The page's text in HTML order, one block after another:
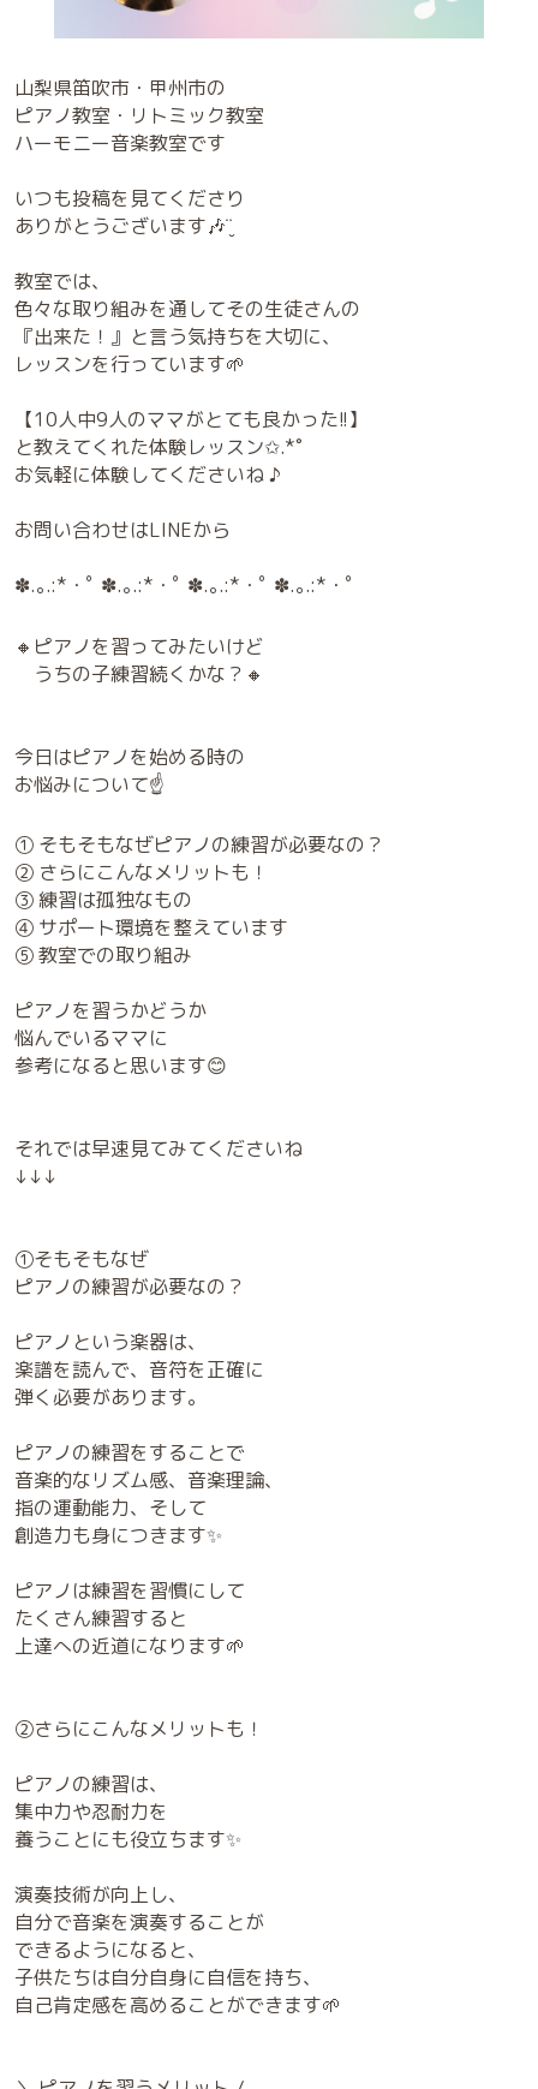
山梨県笛吹市・甲州市の
ピアノ教室・リトミック教室
ハーモニー音楽教室です
いつも投稿を見てくださり
ありがとうございます🎶¨̮
教室では、
色々な取り組みを通してその生徒さんの
『出来た！』と言う気持ちを大切に、
レッスンを行っています🌱
【10人中9人のママがとても良かった!!】
と教えてくれた体験レッスン✩.*˚
お気軽に体験してくださいね ♪
お問い合わせはLINEから
✽.｡.:*・ﾟ ✽.｡.:*・ﾟ ✽.｡.:*・ﾟ ✽.｡.:*・ﾟ
🔸ピアノを習ってみたいけど
うちの子練習続くかな？🔸
今日はピアノを始める時の
お悩みについて☝️
① そもそもなぜピアノの練習が必要なの？
② さらにこんなメリットも！
③ 練習は孤独なもの
④ サポート環境を整えています
⑤ 教室での取り組み
ピアノを習うかどうか
悩んでいるママに
参考になると思います😊
それでは早速見てみてくださいね
↓↓↓
①そもそもなぜ
ピアノの練習が必要なの？
ピアノという楽器は、
楽譜を読んで、音符を正確に
弾く必要があります。
ピアノの練習をすることで
音楽的なリズム感、音楽理論、
指の運動能力、そして
創造力も身につきます✨
ピアノは練習を習慣にして
たくさん練習すると
上達への近道になります🌱
②さらにこんなメリットも！
ピアノの練習は、
集中力や忍耐力を
養うことにも役立ちます✨
演奏技術が向上し、
自分で音楽を演奏することが
できるようになると、
子供たちは自分自身に自信を持ち、
自己肯定感を高めることができます🌱